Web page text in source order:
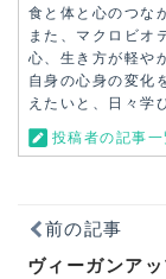
食と体と心のつな
また、マクロビオ
心、生き方が軽や
自身の心身の変化
えたいと、日々学
投稿者の記事一
前の記事
ヴィーガンア